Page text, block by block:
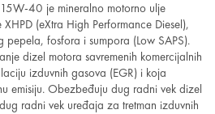
40 je mineralno motorno ulje
(eXtra High Performance Diesel),
pepela, fosfora i sumpora (Low SAPS).
dizel motora savremenih komercijalnih
izduvnih gasova (EGR) i koja
emisiju. Obezbeđuju dug radni vek dizel
radni vek uređaja za tretman izduvnih